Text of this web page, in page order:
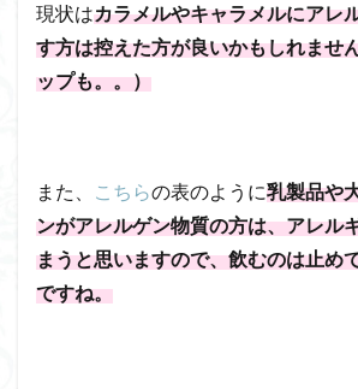
現状はカラメルやキャラメルにアレ
す方は控えた方が良いかもしれませ
ップも。。）
また、 こちらの表のように乳製品や
ンがアレルゲン物質の方は、アレル
まうと思いますので、飲むのは止め
ですね。